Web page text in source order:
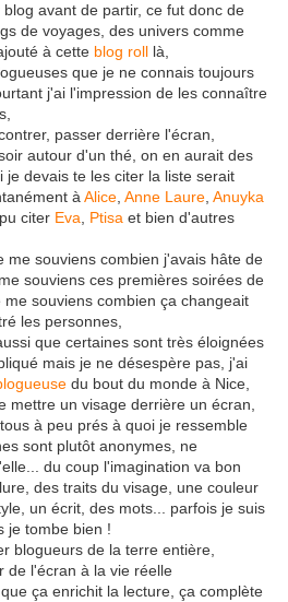
avant de partir, ce fut donc de
de voyages, des univers comme
à cette blog roll là,
que je ne connais toujours
j'ai l'impression de les connaître
passer derrière l'écran,
autour d'un thé, on en aurait des
je devais te les citer la liste serait
à Alice Anne Laure Anuyka
citer Eva Ptisa et bien d'autres
me souviens combien j'avais hâte de
souviens ces premières soirées de
souviens combien ça changeait
les personnes,
que certaines sont très éloignées
mais je ne désespère pas, j'ai
du bout du monde à Nice,
mettre un visage derrière un écran,
à peu prés à quoi je ressemble
sont plutôt anonymes, ne
du coup l'imagination va bon
des traits du visage, une couleur
un écrit, des mots... parfois je suis
je tombe bien !
blogueurs de la terre entière,
de l'écran à la vie réelle
ça enrichit la lecture, ça complète